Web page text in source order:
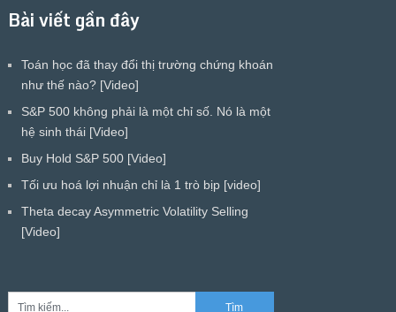
Bài viết gần đây
Toán học đã thay đổi thị trường chứng khoán
như thế nào? [Video]
S&P 500 không phải là một chỉ số. Nó là một
hệ sinh thái [Video]
Buy Hold S&P 500 [Video]
Tối ưu hoá lợi nhuận chỉ là 1 trò bịp [video]
Theta decay Asymmetric Volatility Selling
[Video]